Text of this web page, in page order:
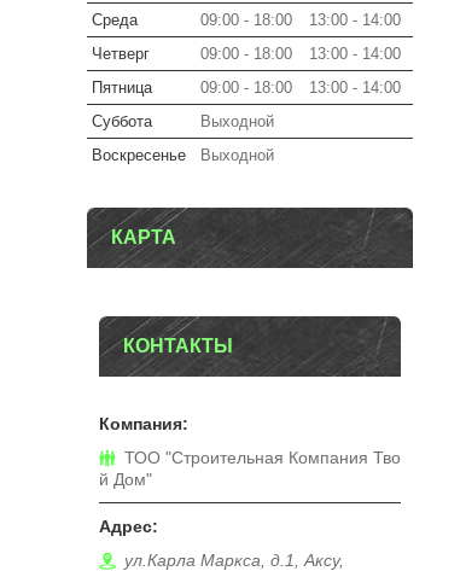
Среда
09:00 18:00 13:00
14:00
Четверг
09:00 18:00 13:00
14:00
Пятница
09:00 18:00 13:00
14:00
Суббота
Выходной
Воскресенье
Выходной
КАРТА
КОНТАКТЫ
ТОО "Строительная Компания Тво
й Дом"
ул.Карла Маркса, д.1, Аксу,